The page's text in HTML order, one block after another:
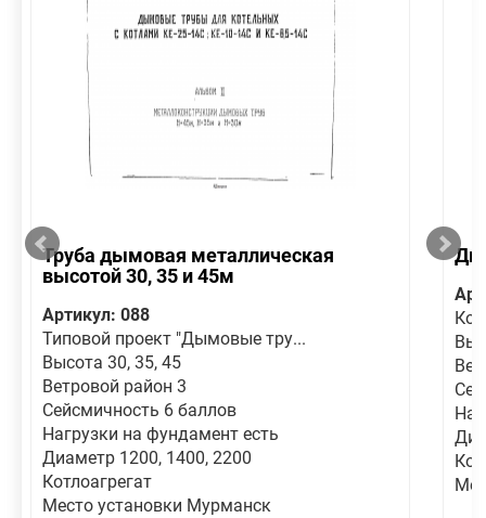
Труба дымовая металлическая
высотой 30, 35 и 45м
Артикул: 088
Типовой проект "Дымовые тру...
Высота 30, 35, 45
Ветровой район 3
Сейсмичность 6 баллов
Нагрузки на фундамент есть
Диаметр 1200, 1400, 2200
Котлоагрегат
Место установки Мурманск